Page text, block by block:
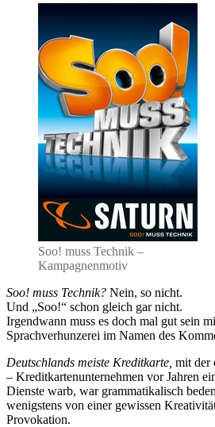
Soo! muss Technik –
Kampagnenmotiv
Soo! muss Technik? Nein, so nicht.
Und „Soo!“ schon gleich gar nicht.
Irgendwann muss es doch mal gut sein
Sprachverhunzerei im Namen des
Deutschlands meiste Kreditkarte, mit der
– Kreditkartenunternehmen vor Jahren
Dienste warb, war grammatikalisch
wenigstens von einer gewissen
Provokation.